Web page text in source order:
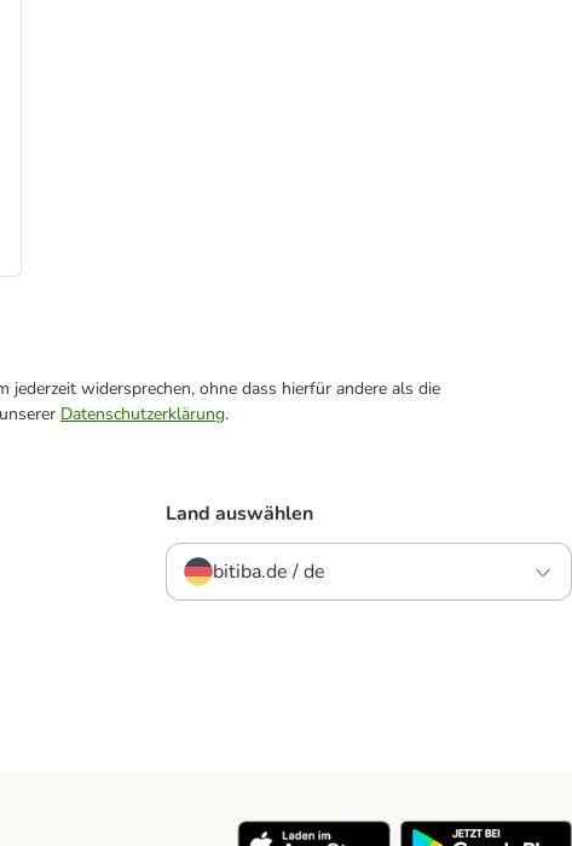
widersprechen, ohne dass hierfür andere als die
Datenschutzerklärung.
Land auswählen
bitiba.de / de